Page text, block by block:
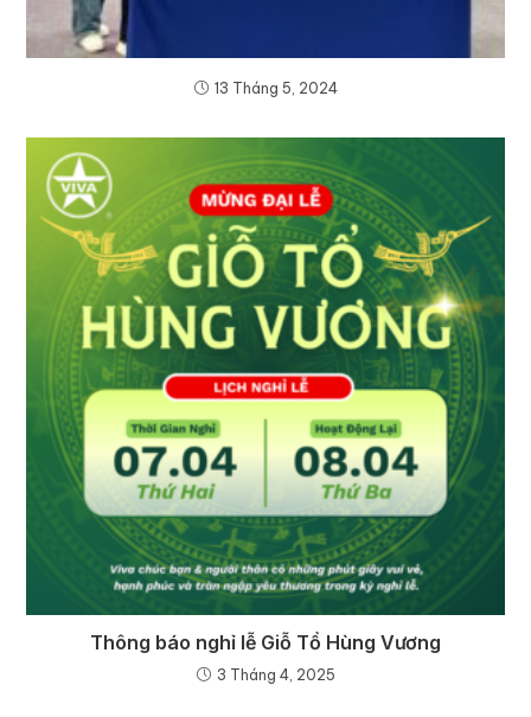
13 Tháng 5, 2024
Thông báo nghỉ lễ Giỗ Tổ Hùng Vương
3 Tháng 4, 2025